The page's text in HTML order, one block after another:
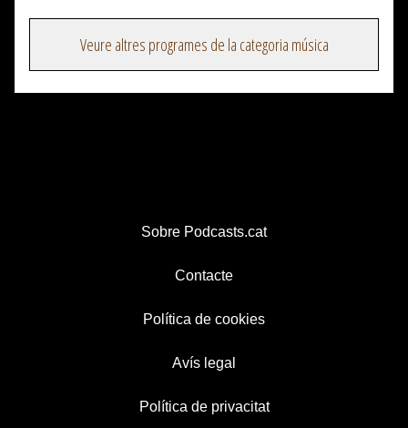
Veure altres programes de la categoria música
Sobre Podcasts.cat
Contacte
Política de cookies
Avís legal
Política de privacitat